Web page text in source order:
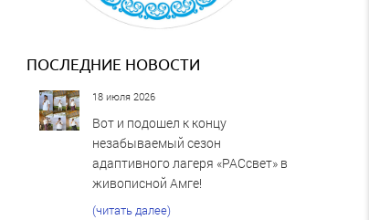
ПОСЛЕДНИЕ НОВОСТИ
18 июля 2026
Вот и подошел к концу
незабываемый сезон
адаптивного лагеря «РАСсвет» в
живописной Амге!
(читать далее)